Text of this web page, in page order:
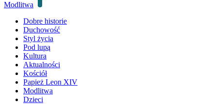
Modlitwa
Dobre historie
Duchowość
Styl życia
Pod lupą
Kultura
Aktualności
Kościół
Papież Leon XIV
Modlitwa
Dzieci